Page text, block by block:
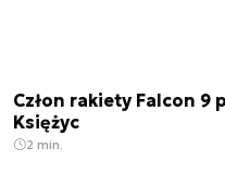
Człon rakiety Falcon 9
Księżyc
2 min.